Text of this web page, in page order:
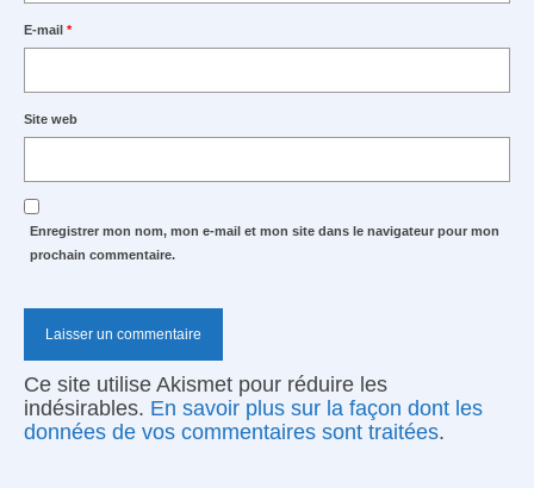
E-mail *
Site web
Enregistrer mon nom, mon e-mail et mon site dans le navigateur pour mon
prochain commentaire.
Ce site utilise Akismet pour réduire les
indésirables. En savoir plus sur la façon dont les
données de vos commentaires sont traitées.